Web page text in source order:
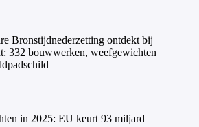
Bronstijdnederzetting ontdekt bij
332 bouwwerken, weefgewichten
in 2025: EU keurt 93 miljard